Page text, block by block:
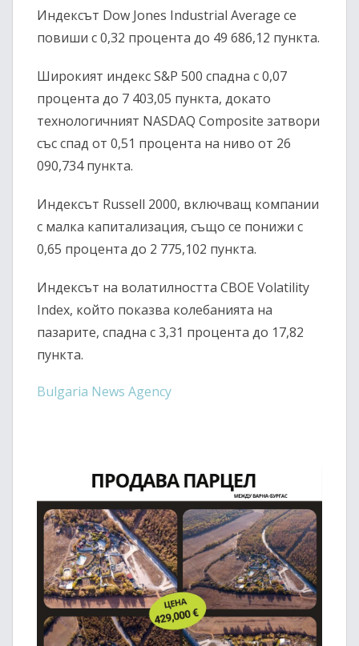
Индексът Dow Jones Industrial Average се
повиши с 0,32 процента до 49 686,12 пункта.
Широкият индекс S&P 500 спадна с 0,07
процента до 7 403,05 пункта, докато
технологичният NASDAQ Composite затвори
със спад от 0,51 процента на ниво от 26
090,734 пункта.
Индексът Russell 2000, включващ компании
с малка капитализация, също се понижи с
0,65 процента до 2 775,102 пункта.
Индексът на волатилността CBOE Volatility
Index, който показва колебанията на
пазарите, спадна с 3,31 процента до 17,82
пункта.
Bulgaria News Agency